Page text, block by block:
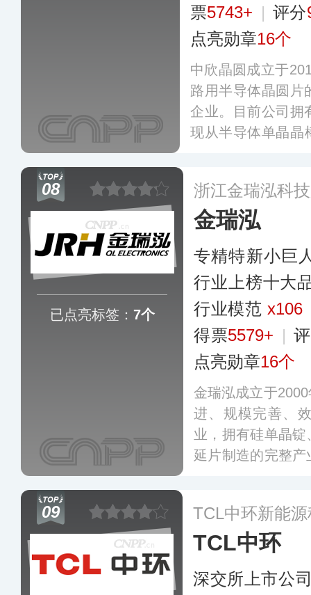
票5743+ | 评分
点亮勋章16个
中欣晶圆成立于
路用半导体晶圆片
企业。目前公司拥
现从半导体单晶晶
更多
08
已点亮标签： 7个
浙江金瑞泓科
金瑞泓
专精特新小巨
行业上榜十大
行业模范x106
得票5579+ |
点亮勋章16个
金瑞泓成立于
进、规模完善、
业，拥有硅单晶
延片制造的完整
09 TCL中环新能
TCL中环
深交所上市公